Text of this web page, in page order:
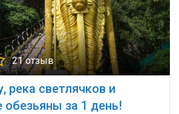
21 отзыв
река светлячков и
обезьяны за 1 день!